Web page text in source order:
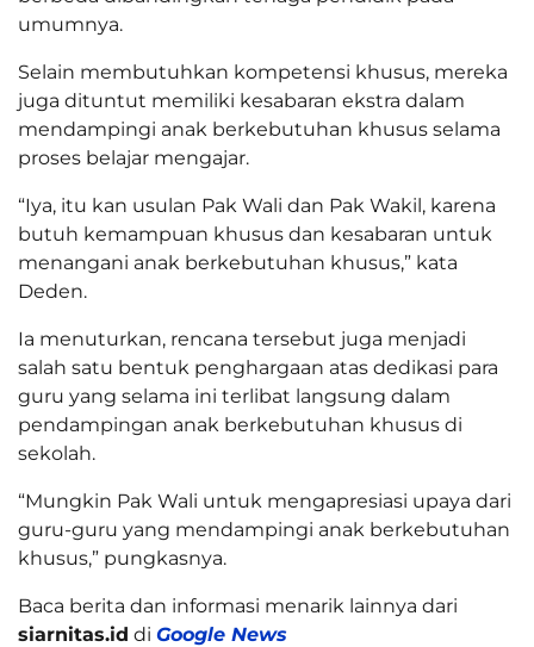
umumnya.
Selain membutuhkan kompetensi khusus, mereka
juga dituntut memiliki kesabaran ekstra dalam
mendampingi anak berkebutuhan khusus selama
proses belajar mengajar.
“Iya, itu kan usulan Pak Wali dan Pak Wakil, karena
butuh kemampuan khusus dan kesabaran untuk
menangani anak berkebutuhan khusus,” kata
Deden.
Ia menuturkan, rencana tersebut juga menjadi
salah satu bentuk penghargaan atas dedikasi para
guru yang selama ini terlibat langsung dalam
pendampingan anak berkebutuhan khusus di
sekolah.
“Mungkin Pak Wali untuk mengapresiasi upaya dari
guru-guru yang mendampingi anak berkebutuhan
khusus,” pungkasnya.
Baca berita dan informasi menarik lainnya dari
siarnitas.id di Google News